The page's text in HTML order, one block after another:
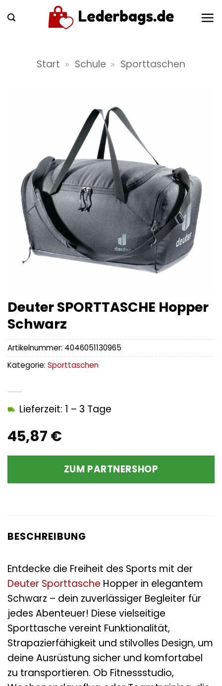
Inhalt
Start » Schule » Sporttaschen
Deuter SPORTTASCHE Hopper
Schwarz
45,87 €
Lieferzeit: 1 – 3 Tage
ZUM PARTNERSHOP
Artikelnummer: 4046051130965
Kategorie: Sporttaschen
BESCHREIBUNG
Entdecke die Freiheit des Sports mit der
Deuter Sporttasche Hopper in elegantem
Schwarz – dein zuverlässiger Begleiter für
jedes Abenteuer! Diese vielseitige
Sporttasche vereint Funktionalität,
Strapazierfähigkeit und stilvolles Design, um
deine Ausrüstung sicher und komfortabel
zu transportieren. Ob Fitnessstudio,